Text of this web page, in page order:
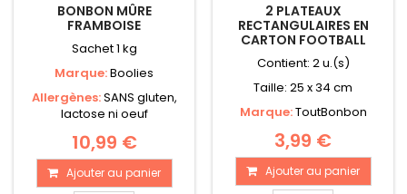
BONBON MÛRE
FRAMBOISE
Sachet 1 kg
Marque:Boolies
Allergènes:SANS gluten,
lactose ni oeuf
10,99 €
Ajouter au panier
2 PLATEAUX
RECTANGULAIRES EN
CARTON FOOTBALL
Contient: 2 u.(s)
Taille: 25 x 34 cm
Marque:ToutBonbon
3,99 €
Ajouter au panier